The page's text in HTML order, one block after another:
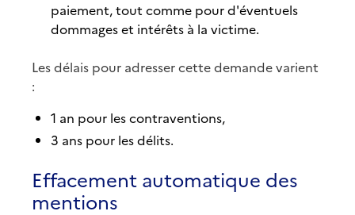
paiement, tout comme pour d'éventuels
dommages et intérêts à la victime.
Les délais pour adresser cette demande varient
:
1 an pour les contraventions,
3 ans pour les délits.
Effacement automatique des
mentions